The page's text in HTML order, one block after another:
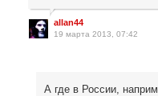
allan44
19 марта 2013, 07:42
А где в России,